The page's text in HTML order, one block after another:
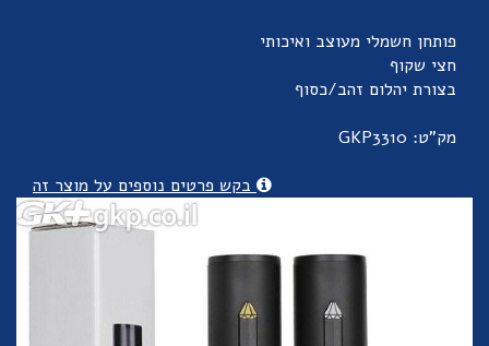
פותחן חשמלי מעוצב ואיכותי
חצי שקוף
בצורת יהלום זהב/כסוף
מק"ט: GKP3310
בקש פרטים נוספים על מוצר זה